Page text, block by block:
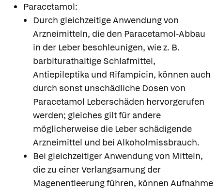
Paracetamol:
Durch gleichzeitige Anwendung von
Arzneimitteln, die den Paracetamol-Abbau
in der Leber beschleunigen, wie z. B.
barbiturathaltige Schlafmittel,
Antiepileptika und Rifampicin, können auch
durch sonst unschädliche Dosen von
Paracetamol Leberschäden hervorgerufen
werden; gleiches gilt für andere
möglicherweise die Leber schädigende
Arzneimittel und bei Alkoholmissbrauch.
Bei gleichzeitiger Anwendung von Mitteln,
die zu einer Verlangsamung der
Magenentleerung führen, können Aufnahme